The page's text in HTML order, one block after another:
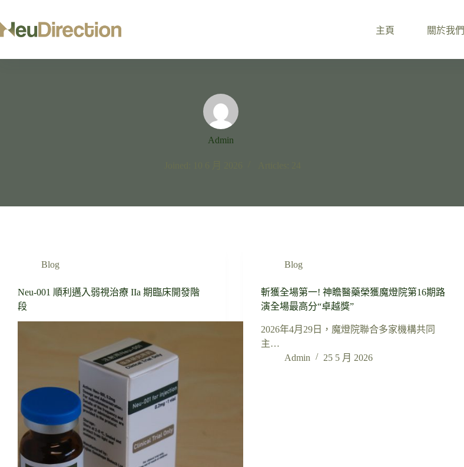
content
主頁 關於我們
Admin
Blog
Neu-001 順利邁入弱視治療 IIa 期臨床開發階
段
Blog
斬獲全場第一! 神瞻醫藥榮獲魔燈院第16期路
演全場最高分“卓越獎”
2026年4月29日，魔燈院聯合多家機構共同
主…
Admin
25 5 月 2026